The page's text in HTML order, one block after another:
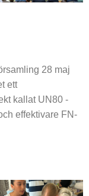
28 maj
ett
kallat UN80 -
effektivare FN-